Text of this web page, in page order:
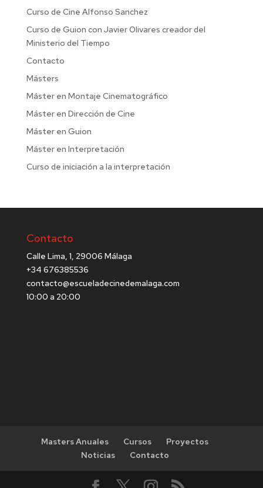
Curso de Cine Alfonso Sanchez
Curso de Guion con Javier Olivares creador del
Ministerio del Tiempo
Contacto
Másters
Máster en Montaje Cinematográfico
Máster en Dirección de Cine
Máster en Guion
Máster en Interpretación
Curso de iniciación a la interpretación
Contacto
Calle Lima, 1, 29006 Málaga
+34 676385536
contacto@escueladecinedemalaga.com
10:00 a 20:00
Masters Anuales Cursos
Proyectos
Noticias
Contacto